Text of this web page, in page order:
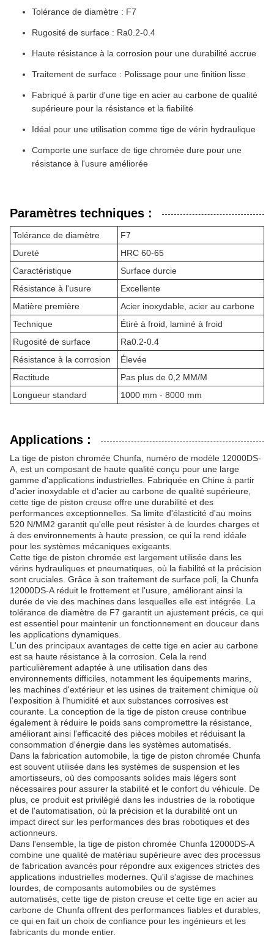
Tolérance de diamètre : F7
Rugosité de surface : Ra0.2-0.4
Haute résistance à la corrosion pour une durabilité accrue
Traitement de surface : Polissage pour une finition lisse
Fabriqué à partir d'une tige en acier au carbone de qualité
supérieure pour la résistance et la fiabilité
Idéal pour une utilisation comme tige de vérin hydraulique
Comporte une surface de tige chromée dure pour une
résistance à l'usure améliorée
Paramètres techniques :
Tolérance de diamètre
F7
Dureté
HRC 60-65
Caractéristique
Surface durcie
Résistance à l'usure
Excellente
Matière première
Acier inoxydable, acier au carbone
Technique
Étiré à froid, laminé à froid
Rugosité de surface
Ra0.2-0.4
Résistance à la corrosion
Élevée
Rectitude
Pas plus de 0,2 MM/M
Longueur standard
1000 mm - 8000 mm
Applications :
La tige de piston chromée Chunfa, numéro de modèle 12000DS-
A, est un composant de haute qualité conçu pour une large
gamme d'applications industrielles. Fabriquée en Chine à partir
d'acier inoxydable et d'acier au carbone de qualité supérieure,
cette tige de piston creuse offre une durabilité et des
performances exceptionnelles. Sa limite d'élasticité d'au moins
520 N/MM2 garantit qu'elle peut résister à de lourdes charges et
à des environnements à haute pression, ce qui la rend idéale
pour les systèmes mécaniques exigeants.
Cette tige de piston chromée est largement utilisée dans les
vérins hydrauliques et pneumatiques, où la fiabilité et la précision
sont cruciales. Grâce à son traitement de surface poli, la Chunfa
12000DS-A réduit le frottement et l'usure, améliorant ainsi la
durée de vie des machines dans lesquelles elle est intégrée. La
tolérance de diamètre de F7 garantit un ajustement précis, ce qui
est essentiel pour maintenir un fonctionnement en douceur dans
les applications dynamiques.
L'un des principaux avantages de cette tige en acier au carbone
est sa haute résistance à la corrosion. Cela la rend
particulièrement adaptée à une utilisation dans des
environnements difficiles, notamment les équipements marins,
les machines d'extérieur et les usines de traitement chimique où
l'exposition à l'humidité et aux substances corrosives est
courante. La conception de la tige de piston creuse contribue
également à réduire le poids sans compromettre la résistance,
améliorant ainsi l'efficacité des pièces mobiles et réduisant la
consommation d'énergie dans les systèmes automatisés.
Dans la fabrication automobile, la tige de piston chromée Chunfa
est souvent utilisée dans les systèmes de suspension et les
amortisseurs, où des composants solides mais légers sont
nécessaires pour assurer la stabilité et le confort du véhicule. De
plus, ce produit est privilégié dans les industries de la robotique
et de l'automatisation, où la précision et la durabilité ont un
impact direct sur les performances des bras robotiques et des
actionneurs.
Dans l'ensemble, la tige de piston chromée Chunfa 12000DS-A
combine une qualité de matériau supérieure avec des processus
de fabrication avancés pour répondre aux exigences strictes des
applications industrielles modernes. Qu'il s'agisse de machines
lourdes, de composants automobiles ou de systèmes
automatisés, cette tige de piston creuse et cette tige en acier au
carbone de Chunfa offrent des performances fiables et durables,
ce qui en fait un choix de confiance pour les ingénieurs et les
fabricants du monde entier.